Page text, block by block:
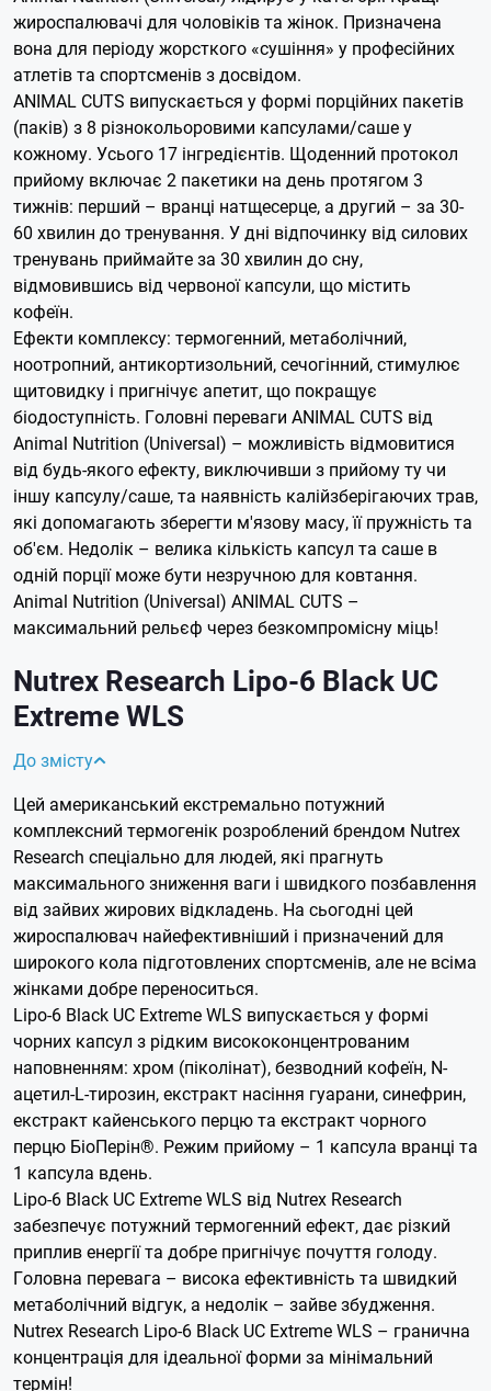
жироспалювачі для чоловіків та жінок. Призначена
вона для періоду жорсткого «сушіння» у професійних
атлетів та спортсменів з досвідом.
ANIMAL CUTS випускається у формі порційних пакетів
(паків) з 8 різнокольоровими капсулами/саше у
кожному. Усього 17 інгредієнтів. Щоденний протокол
прийому включає 2 пакетики на день протягом 3
тижнів: перший – вранці натщесерце, а другий – за 30-
60 хвилин до тренування. У дні відпочинку від силових
тренувань приймайте за 30 хвилин до сну,
відмовившись від червоної капсули, що містить
кофеїн.
Ефекти комплексу: термогенний, метаболічний,
ноотропний, антикортизольний, сечогінний, стимулює
щитовидку і пригнічує апетит, що покращує
біодоступність. Головні переваги ANIMAL CUTS від
Animal Nutrition (Universal) – можливість відмовитися
від будь-якого ефекту, виключивши з прийому ту чи
іншу капсулу/саше, та наявність калійзберігаючих трав,
які допомагають зберегти м'язову масу, її пружність та
об'єм. Недолік – велика кількість капсул та саше в
одній порції може бути незручною для ковтання.
Animal Nutrition (Universal) ANIMAL CUTS –
максимальний рельєф через безкомпромісну міць!
Nutrex Research Lipo-6 Black UC
Extreme WLS
До змісту
Цей американський екстремально потужний
комплексний термогенік розроблений брендом Nutrex
Research спеціально для людей, які прагнуть
максимального зниження ваги і швидкого позбавлення
від зайвих жирових відкладень. На сьогодні цей
жироспалювач найефективніший і призначений для
широкого кола підготовлених спортсменів, але не всіма
жінками добре переноситься.
Lipo-6 Black UC Extreme WLS випускається у формі
чорних капсул з рідким висококонцентрованим
наповненням: хром (піколінат), безводний кофеїн, N-
ацетил-L-тирозин, екстракт насіння гуарани, синефрин,
екстракт кайенського перцю та екстракт чорного
перцю БіоПерін®. Режим прийому – 1 капсула вранці та
1 капсула вдень.
Lipo-6 Black UC Extreme WLS від Nutrex Research
забезпечує потужний термогенний ефект, дає різкий
приплив енергії та добре пригнічує почуття голоду.
Головна перевага – висока ефективність та швидкий
метаболічний відгук, а недолік – зайве збудження.
Nutrex Research Lipo-6 Black UC Extreme WLS – гранична
концентрація для ідеальної форми за мінімальний
термін!